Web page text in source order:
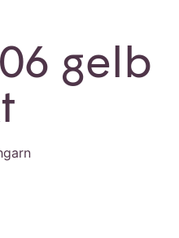
gelb